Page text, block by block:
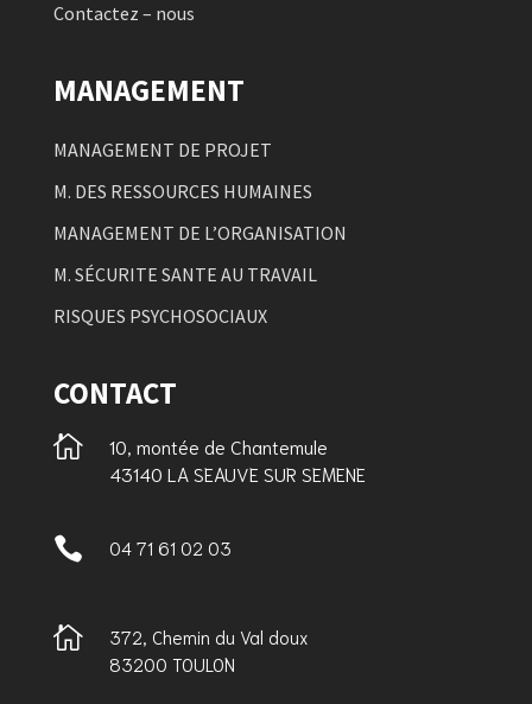
Contactez – nous
MANAGEMENT
MANAGEMENT DE PROJET
M. DES RESSOURCES HUMAINES
MANAGEMENT DE L’ORGANISATION
M. SÉCURITE SANTE AU TRAVAIL
RISQUES PSYCHOSOCIAUX
CONTACT

10, montée de Chantemule
43140 LA SEAUVE SUR SEMENE
 04 71 61 02 03

372, Chemin du Val doux
83200 TOULON